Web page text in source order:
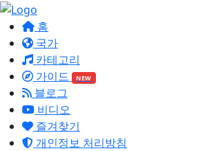
홈
국가
카테고리
가이드
NEW
블로그
비디오
즐겨찾기
개인정보 처리방침